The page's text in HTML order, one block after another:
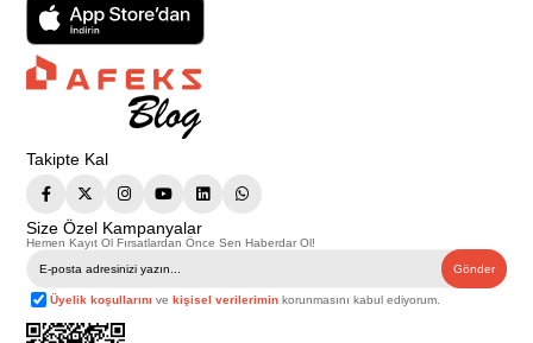
Takipte Kal
Size Özel Kampanyalar
Hemen Kayıt Ol Fırsatlardan Önce Sen Haberdar Ol!
Gönder
Üyelik koşullarını vekişisel verilerimin korunmasını kabul ediyorum.